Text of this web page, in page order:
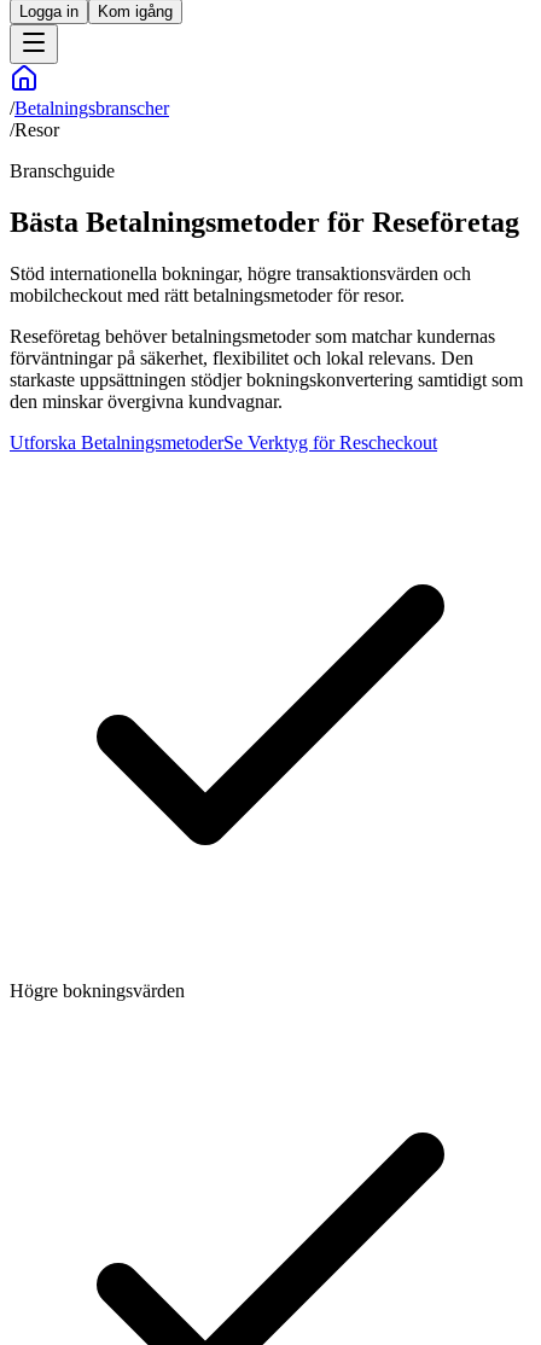
Logga in Kom igång
/Betalningsbranscher
/Resor
Branschguide
Bästa Betalningsmetoder för Reseföretag
Stöd internationella bokningar, högre transaktionsvärden och
mobilcheckout med rätt betalningsmetoder för resor.
Reseföretag behöver betalningsmetoder som matchar kundernas
förväntningar på säkerhet, flexibilitet och lokal relevans. Den
starkaste uppsättningen stödjer bokningskonvertering samtidigt som
den minskar övergivna kundvagnar.
Utforska BetalningsmetoderSe Verktyg för Rescheckout
Högre bokningsvärden